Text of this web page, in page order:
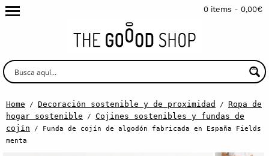
0 items - 0,00€
Home / Decoración sostenible y de proximidad / Ropa de
hogar sostenible / Cojines sostenibles y fundas de
cojín / Funda de cojín de algodón fabricada en España Fields
menta